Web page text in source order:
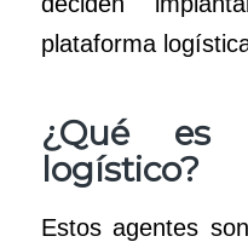
plataforma
¿Qué es
logístico?
Estos agentes